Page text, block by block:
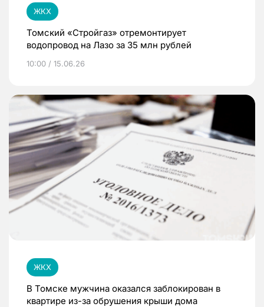
ЖКХ
Томский «Стройгаз» отремонтирует
водопровод на Лазо за 35 млн рублей
10:00 / 15.06.26
ЖКХ
В Томске мужчина оказался заблокирован в
квартире из-за обрушения крыши дома